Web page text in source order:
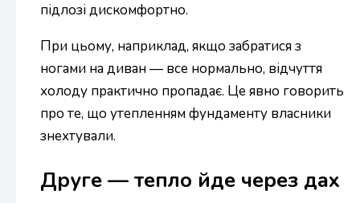
підлозі дискомфортно.
При цьому, наприклад, якщо забратися з
ногами на диван — все нормально, відчуття
холоду практично пропадає. Це явно говорить
про те, що утепленням фундаменту власники
знехтували.
Друге — тепло йде через дах